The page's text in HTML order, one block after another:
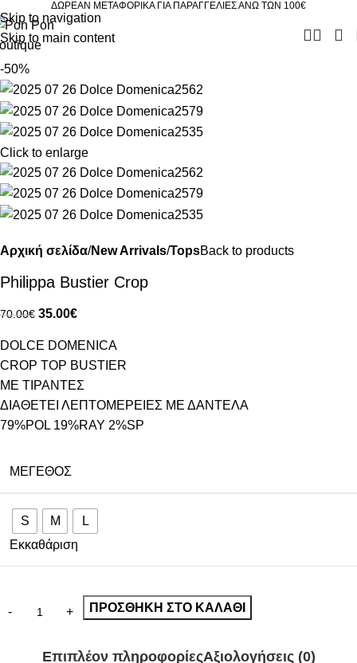
Skip to navigation
Skip to main content
ΔΩΡΕΑΝ ΜΕΤΑΦΟΡΙΚΑ ΓΙΑ ΠΑΡΑΓΓΕΛΙΕΣ ΑΝΩ ΤΩΝ 100€
-50%
Click to enlarge
Αρχική σελίδα New Arrivals TopsBack to products
Philippa Bustier Crop
70.00€ 35.00€
DOLCE DOMENICA
CROP TOP BUSTIER
ME ΤΙΡΑΝΤΕΣ
ΔΙΑΘΕΤΕΙ ΛΕΠΤΟΜΕΡΕΙΕΣ ΜΕ ΔΑΝΤΕΛΑ
79%POL 19%RAY 2%SP
ΜΈΓΕΘΟΣ
S M
L
Εκκαθάριση
ΠΡΟΣΘΉΚΗ ΣΤΟ ΚΑΛΆΘΙ
Επιπλέον πληροφορίεςΑξιολογήσεις (0)